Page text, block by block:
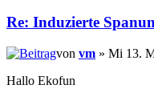
Re: Induzierte
von vm » Mi 13.
Hallo Ekofun